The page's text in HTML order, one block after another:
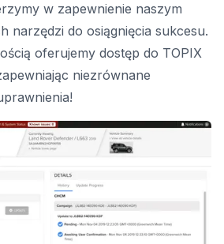
w zapewnienie naszym
narzędzi do osiągnięcia sukcesu.
oferujemy dostęp do TOPIX
niezrównane